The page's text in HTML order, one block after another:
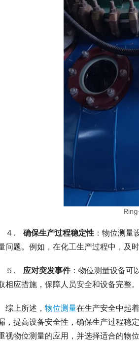
. 确保生产过程稳定性 ：物位测
问题。例如，在化工生产过程中，及
. 应对突发事件：物位测量设备可
相应措施，保障人员安全和设备完整。
上所述， 物位测量在生产安全中起
，提高设备安全性，确保生产过程稳
视物位测量的应用，并选择适合的物